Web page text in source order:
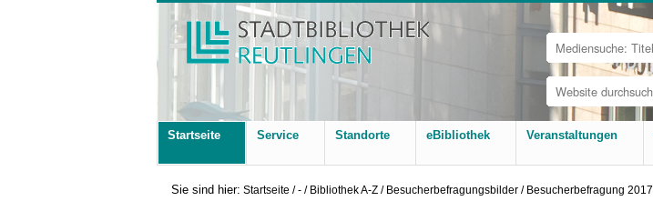
Website
durchsuchen
Erweiterte
Suche…
Startseite Service Standorte eBibliothek Veranstaltungen
Sie sind hier: Startseite /- / Bibliothek A-Z / Besucherbefragungsbilder / Besucherbefragung 2017